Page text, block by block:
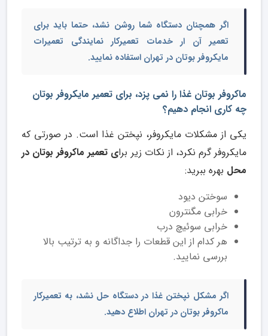
اگر همچنان دستگاه شما روشن نشد، حتما باید برای
تعمیر آن ارخدمات تعمیرکار نمایندگی تعمیرات
مایکروفربوتان در تهران استفاده نمایید.
ماکروفر بوتان غذا را نمی پزد، برای تعمیر مایکروفر بوتان
چه کاری انجام دهیم؟
یکی از مشکلات مایکروفر، نپختن غذا است. در صورتی که
مایکروفر گرم نکرد، از نکات زیر برای تعمیر ماکروفر بوتان در
محل بهره ببرید:
سوختن دیود
خرابی مگنترون
خرابی سوئیچ درب
هر کدام از این قطعات را جداگانه و به ترتیب بالا
بررسی نمایید.
اگر مشکل نپختن غذا در دستگاه حل نشد، به تعمیرکار
ماکروفر بوتان در تهران اطلاع دهید.